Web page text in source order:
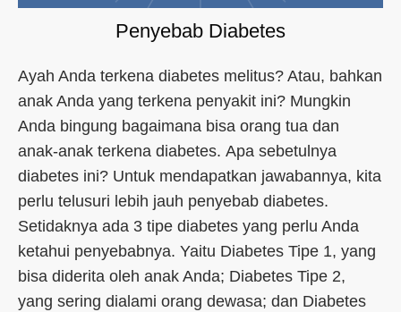
Penyebab Diabetes
Ayah Anda terkena diabetes melitus? Atau, bahkan
anak Anda yang terkena penyakit ini? Mungkin
Anda bingung bagaimana bisa orang tua dan
anak-anak terkena diabetes. Apa sebetulnya
diabetes ini? Untuk mendapatkan jawabannya, kita
perlu telusuri lebih jauh penyebab diabetes.
Setidaknya ada 3 tipe diabetes yang perlu Anda
ketahui penyebabnya. Yaitu Diabetes Tipe 1, yang
bisa diderita oleh anak Anda; Diabetes Tipe 2,
yang sering dialami orang dewasa; dan Diabetes